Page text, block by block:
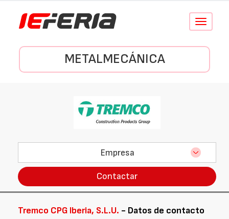
Conmutar
METALMECÁNICA
Empresa
Contactar
Tremco CPG Iberia, S.L.U. - Datos de contacto